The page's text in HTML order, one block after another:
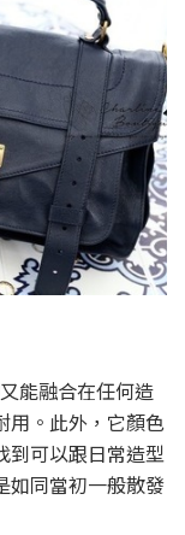
能融合在任何造
用。此外，它顏色
到可以跟日常造型
如同當初一般散發